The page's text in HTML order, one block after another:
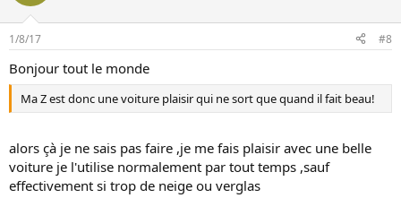
1/8/17 #8
Bonjour tout le monde
Ma Z est donc une voiture plaisir qui ne sort que quand il fait beau!
alors çà je ne sais pas faire ,je me fais plaisir avec une belle
voiture je l'utilise normalement par tout temps ,sauf
effectivement si trop de neige ou verglas